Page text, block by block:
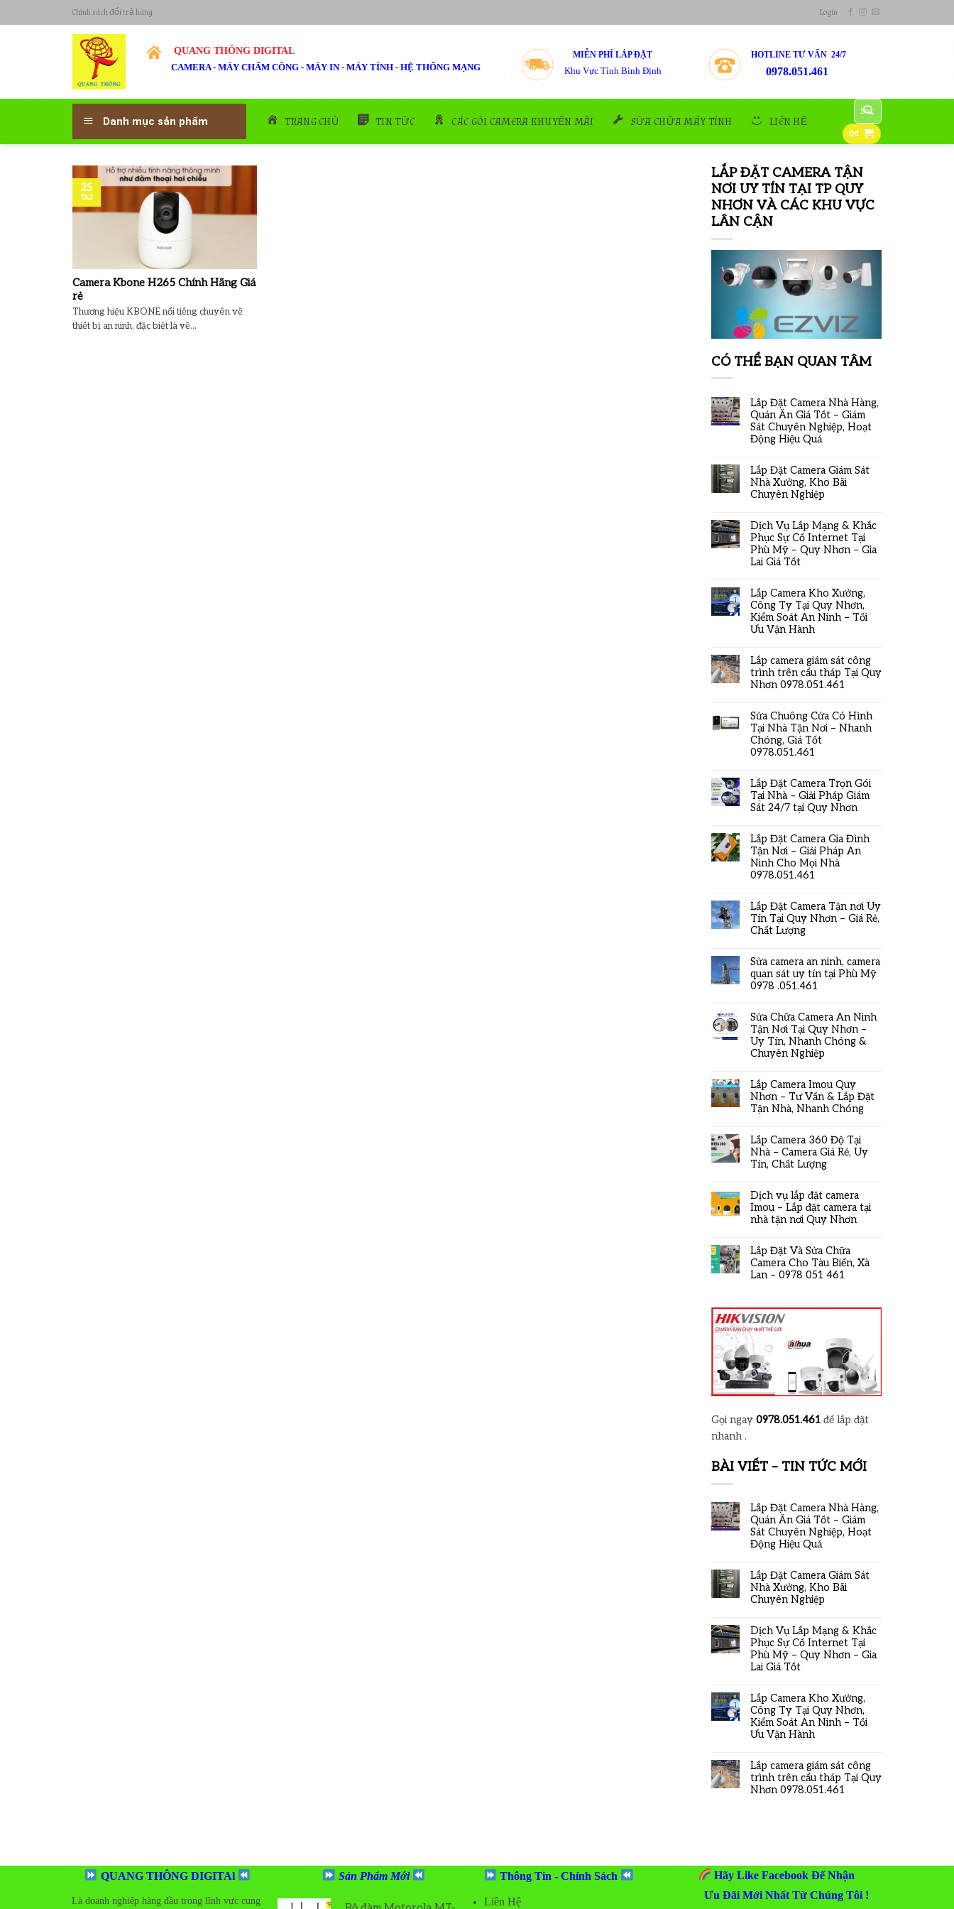
to
Chính sách đổi trả hàng Login
QUANG THÔNG DIGITAL
CAMERA - MÁY CHẤM CÔNG - MÁY IN - MÁY TÍNH - HỆ THỐNG MẠNG
MIỄN PHÍ LẮP ĐẶT
Khu Vực Tỉnh Bình Định
HOTLINE TƯ VẤN 24/7
0978.051.461
Danh mục sản phẩm TRANG CHỦ TIN TỨC CÁC GÓI CAMERA KHUYẾN MÃI SỬA CHỮA MÁY TÍNH LIÊN HỆ
Search
for:
0₫
Camera Kbone H265 Chính Hãng Giá
rẻ
Thương hiệu KBONE nổi tiếng chuyên về
thiết bị an ninh, đặc biệt là về...
25
Th2
LẮP ĐẶT CAMERA TẬN
NƠI UY TÍN TẠI TP QUY
NHƠN VÀ CÁC KHU VỰC
LÂN CẬN
CÓ THỂ BẠN QUAN TÂM
Lắp Đặt Camera Nhà Hàng,
Quán Ăn Giá Tốt – Giám
Sát Chuyên Nghiệp, Hoạt
Động Hiệu Quả
Lắp Đặt Camera Giám Sát
Nhà Xưởng, Kho Bãi
Chuyên Nghiệp
Dịch Vụ Lắp Mạng & Khắc
Phục Sự Cố Internet Tại
Phù Mỹ – Quy Nhơn – Gia
Lai Giá Tốt
Lắp Camera Kho Xưởng,
Công Ty Tại Quy Nhơn,
Kiểm Soát An Ninh – Tối
Ưu Vận Hành
Lắp camera giám sát công
trình trên cẩu tháp Tại Quy
Nhơn 0978.051.461
Sửa Chuông Cửa Có Hình
Tại Nhà Tận Nơi – Nhanh
Chóng, Giá Tốt
0978.051.461
Lắp Đặt Camera Trọn Gói
Tại Nhà – Giải Pháp Giám
Sát 24/7 tại Quy Nhơn
Lắp Đặt Camera Gia Đình
Tận Nơi – Giải Pháp An
Ninh Cho Mọi Nhà
0978.051.461
Lắp Đặt Camera Tận nơi Uy
Tín Tại Quy Nhơn – Giá Rẻ,
Chất Lượng
Sửa camera an ninh, camera
quan sát uy tín tại Phù Mỹ
0978 .051.461
Sửa Chữa Camera An Ninh
Tận Nơi Tại Quy Nhơn –
Uy Tín, Nhanh Chóng &
Chuyên Nghiệp
Lắp Camera Imou Quy
Nhơn – Tư Vấn & Lắp Đặt
Tận Nhà, Nhanh Chóng
Lắp Camera 360 Độ Tại
Nhà – Camera Giá Rẻ, Uy
Tín, Chất Lượng
Dịch vụ lắp đặt camera
Imou – Lắp đặt camera tại
nhà tận nơi Quy Nhơn
Lắp Đặt Và Sửa Chữa
Camera Cho Tàu Biển, Xà
Lan – 0978 051 461
Gọi ngay 0978.051.461 để lắp đặt
nhanh .
BÀI VIẾT – TIN TỨC MỚI
Lắp Đặt Camera Nhà Hàng,
Quán Ăn Giá Tốt – Giám
Sát Chuyên Nghiệp, Hoạt
Động Hiệu Quả
Lắp Đặt Camera Giám Sát
Nhà Xưởng, Kho Bãi
Chuyên Nghiệp
Dịch Vụ Lắp Mạng & Khắc
Phục Sự Cố Internet Tại
Phù Mỹ – Quy Nhơn – Gia
Lai Giá Tốt
Lắp Camera Kho Xưởng,
Công Ty Tại Quy Nhơn,
Kiểm Soát An Ninh – Tối
Ưu Vận Hành
Lắp camera giám sát công
trình trên cẩu tháp Tại Quy
Nhơn 0978.051.461
QUANG THÔNG DIGITAl
Là doanh nghiệp hàng đầu trong lĩnh vực cung
Sản Phẩm Mới Thông Tin - Chính Sách
Liên Hệ
Hãy Like Facebook Để Nhận
Ưu Đãi Mới Nhất Từ Chúng Tôi !